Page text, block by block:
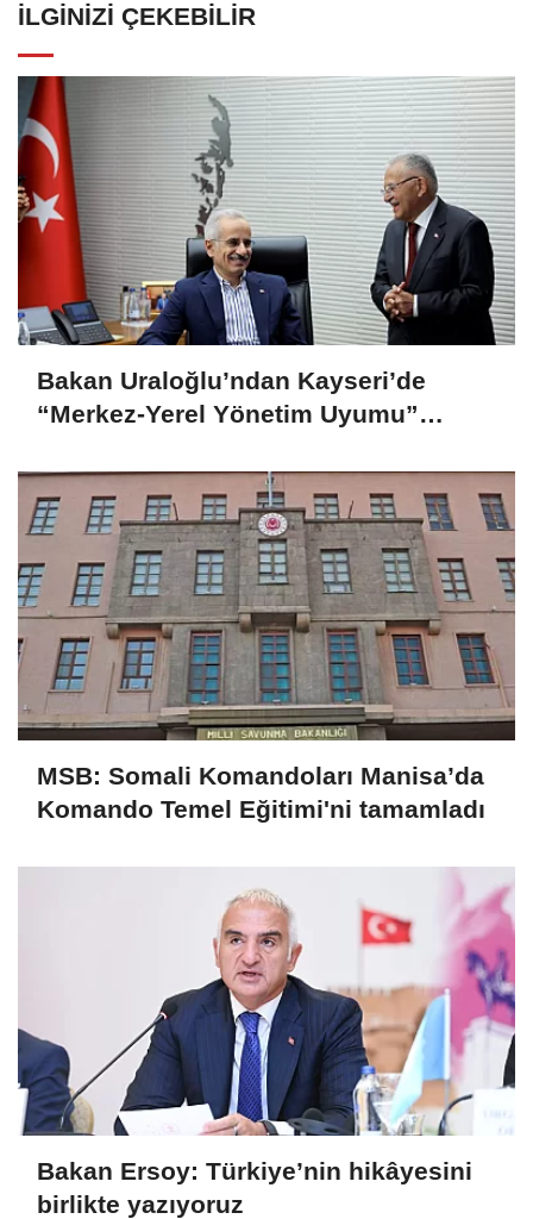
İLGINIZI ÇEKEBILIR
Bakan Uraloğlu’ndan Kayseri’de
“Merkez-Yerel Yönetim Uyumu”
MSB: Somali Komandoları Manisa’da
Komando Temel Eğitimi'ni tamamladı
Bakan Ersoy: Türkiye’nin hikâyesini
birlikte yazıyoruz